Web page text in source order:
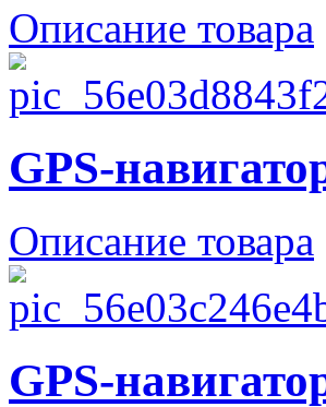
Описание товара
GPS-
Описание товара
GPS-